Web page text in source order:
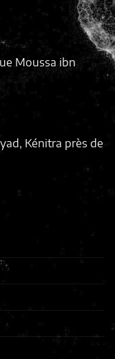
Moussa ibn
Kénitra près de